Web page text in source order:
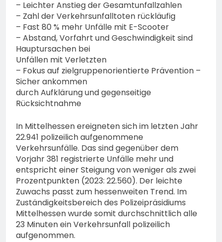
bestohlen: Zeugen
gesucht!; Mercedes
angedotzt: Hinweise
erbeten und Wer hat den
Fahrraddieb gesehen?
5. August 2026
– Leichter Anstieg der Gesamtunfallzahlen
– Zahl der Verkehrsunfalltoten rückläufig
– Fast 80 % mehr Unfälle mit E-Scooter
– Abstand, Vorfahrt und Geschwindigkeit sind
Hauptursachen bei
Unfällen mit Verletzten
– Fokus auf zielgruppenorientierte Prävention –
Sicher ankommen
durch Aufklärung und gegenseitige
Rücksichtnahme
In Mittelhessen ereigneten sich im letzten Jahr
22.941 polizeilich aufgenommene
Verkehrsunfälle. Das sind gegenüber dem
Vorjahr 381 registrierte Unfälle mehr und
entspricht einer Steigung von weniger als zwei
Prozentpunkten (2023: 22.560). Der leichte
Zuwachs passt zum hessenweiten Trend. Im
Zuständigkeitsbereich des Polizeipräsidiums
Mittelhessen wurde somit durchschnittlich alle
23 Minuten ein Verkehrsunfall polizeilich
aufgenommen.